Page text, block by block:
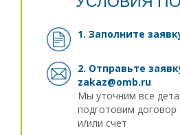
1. Заполните
2. Отправьте
zakaz@omb.ru
Мы уточним все
подготовим договор
и/или счет